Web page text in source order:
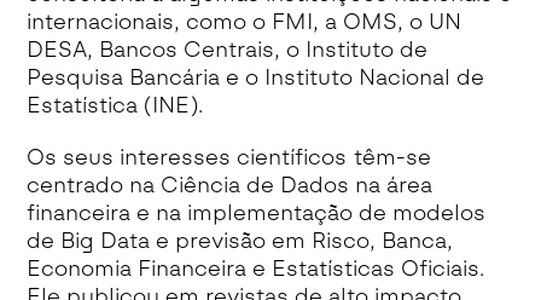
internacionais, como o FMI, a OMS, o UN
DESA, Bancos Centrais, o Instituto de
Pesquisa Bancária e o Instituto Nacional de
Estatística (INE).
Os seus interesses científicos têm-se
centrado na Ciência de Dados na área
financeira e na implementação de modelos
de Big Data e previsão em Risco, Banca,
Economia Financeira e Estatísticas Oficiais.